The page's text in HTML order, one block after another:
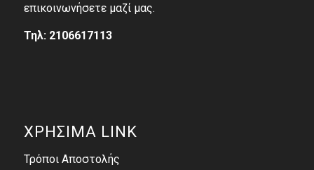
επικοινωνήσετε μαζί μας.
Τηλ: 2106617113
ΧΡΗΣΙΜΑ LINK
Τρόποι Αποστολής